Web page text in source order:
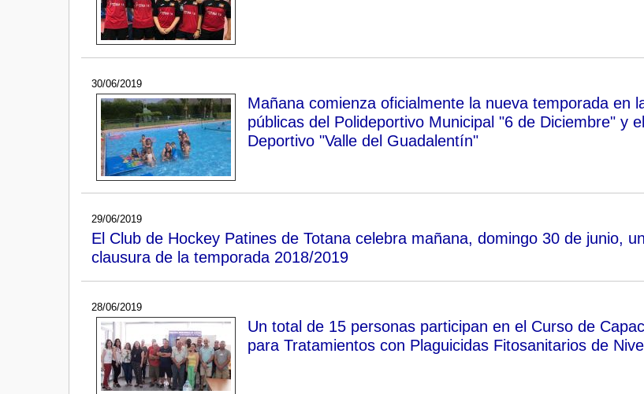
30/06/2019
Mañana comienza oficialmente la nueva temporada en
públicas del Polideportivo Municipal "6 de Diciembre" y
Deportivo "Valle del Guadalentín"
29/06/2019
El Club de Hockey Patines de Totana celebra mañana, domingo 30 de junio,
clausura de la temporada 2018/2019
28/06/2019
Un total de 15 personas participan en el Curso de
para Tratamientos con Plaguicidas Fitosanitarios de